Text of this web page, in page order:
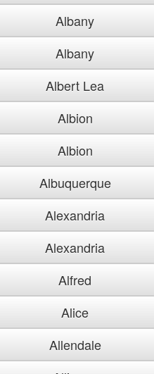
Albany
Albany
Albert Lea
Albion
Albion
Albuquerque
Alexandria
Alexandria
Alfred
Alice
Allendale